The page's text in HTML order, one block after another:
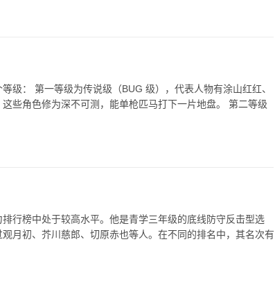
级： 第一等级为传说级（BUG 级），代表人物有涂山红红、
些角色修为深不可测，能单枪匹马打下一片地盘。 第二等级
行榜中处于较高水平。他是青学三年级的底线防守反击型选
月初、芥川慈郎、切原赤也等人。在不同的排名中，其名次有